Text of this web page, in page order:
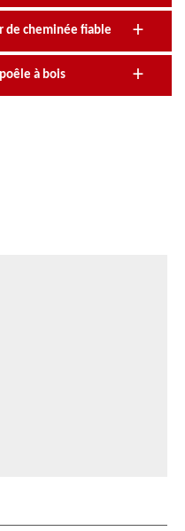
de cheminée fiable
à bois